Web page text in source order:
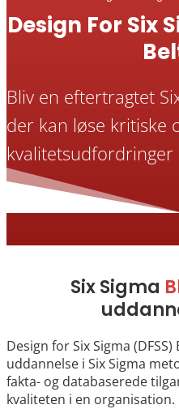
Design For Six
Bliv en eftertragtet
der kan løse kritiske
kvalitetsudfordringer
Six Sigma
Design for Six Sigma
uddannelse i Six Sigma
fakta- og databaserede
kvaliteten i en organisation.